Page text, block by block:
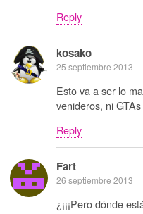
Reply
kosako
25 septiembre 2013
Esto va a ser lo
venideros, ni
Reply
Fart
26 septiembre 2013
¿¡¡¡Pero dónde